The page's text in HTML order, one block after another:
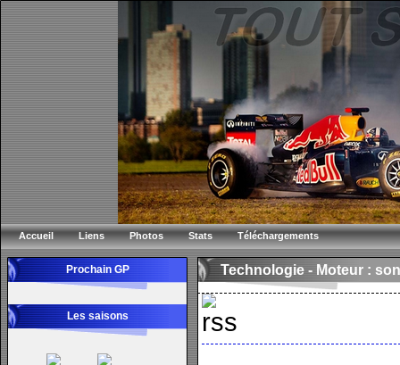
Accueil Liens Photos Stats Téléchargements
Prochain GP
Les saisons
Technologie - Moteur :